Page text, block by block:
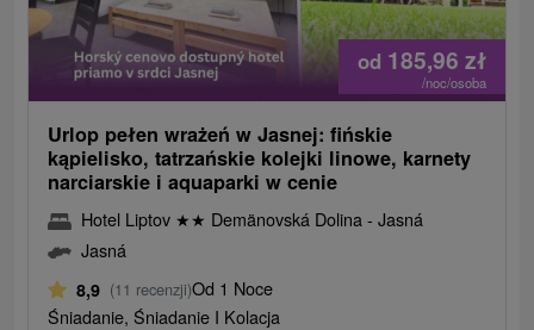
od 185,96 zł
/noc/osoba
Urlop pełen wrażeń w Jasnej: fińskie
kąpielisko, tatrzańskie kolejki linowe, karnety
narciarskie i aquaparki w cenie
Hotel Liptov ★★ Demänovská Dolina - Jasná
Jasná
8,9 (11 recenzji)Od 1 Noce
Śniadanie, Śniadanie I Kolacja